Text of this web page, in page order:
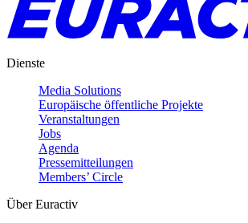
Dienste
Media Solutions
Europäische öffentliche Projekte
Veranstaltungen
Jobs
Agenda
Pressemitteilungen
Members’ Circle
Über Euractiv